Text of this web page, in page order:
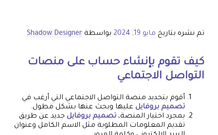
تم نشره بتاريخ مايو 19, 2024 بواسطة Shadow Designer
كيف تقوم بإنشاء حساب على منصات
التواصل الاجتماعي
أقوم بتحديد منصة التواصل الاجتماعي التي أرغب في
تصميم بروفايل عليها وبحث عنها بشكل مطول.
بمجرد اختيار المنصة، تصميم بروفايل جديد عن طريق
تقديم المعلومات المطلوبة مثل الاسم الكامل وعنوان